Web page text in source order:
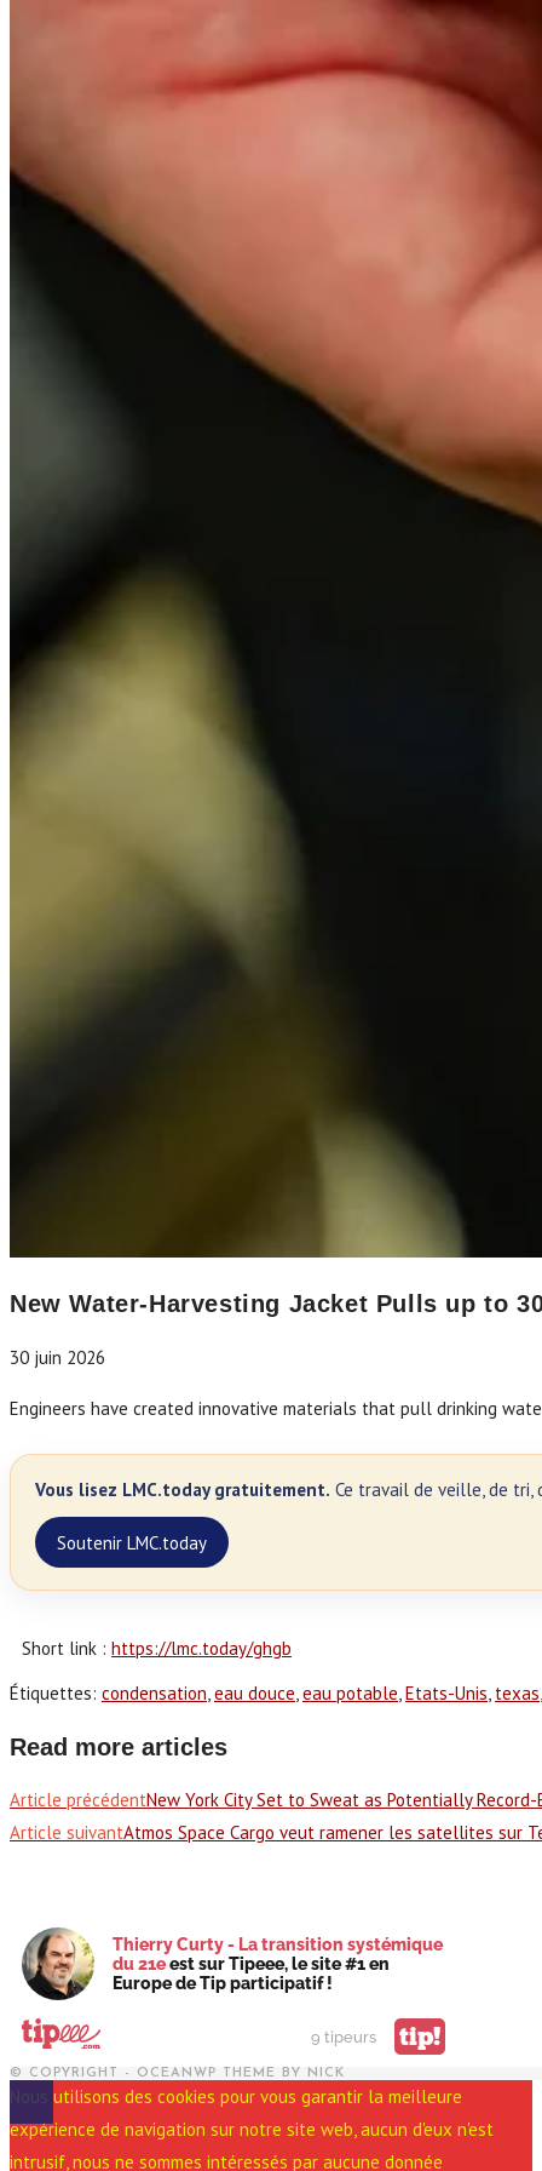
New Water-Harvesting Jacket Pulls up to
30 juin 2026
Engineers have created innovative materials that pull drinking
Vous lisez LMC.today gratuitement. Ce travail de veille, de tri,
Soutenir LMC.today
Short link : https://lmc.today/ghgb
Étiquettes: condensation, eau douce, eau potable, Etats-Unis, texas,
Read more articles
Article précédentNew York City Set to Sweat as Potentially Record-
Article suivantAtmos Space Cargo veut ramener les satellites sur
Thierry Curty - La transition systémique
du 21eest sur Tipeee, le site #1 en
Europe de Tip participatif !
9 tipeurs tip!
© COPYRIGHT - OCEANWP THEME BY NICK
Nous utilisons des cookies pour vous garantir la meilleure
expérience de navigation sur notre site web, aucun d'eux n'est
intrusif, nous ne sommes intéressés par aucune donnée